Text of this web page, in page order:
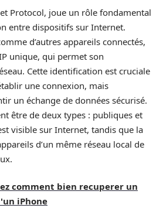
Protocol, joue un rôle fondamental
entre dispositifs sur Internet.
d’autres appareils connectés,
unique, qui permet son
Cette identification est cruciale
une connexion, mais
un échange de données sécurisé.
être de deux types : publiques et
visible sur Internet, tandis que la
d’un même réseau local de
comment bien recuperer un
iPhone